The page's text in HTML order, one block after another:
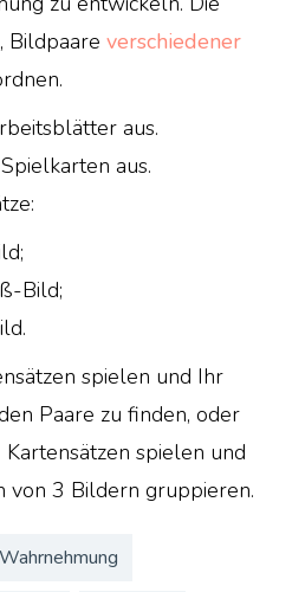
Bildpaareverschiedener
aus.
aus.
Bild;
spielen und Ihr
Paare zu finden, oder
spielen und
von 3 Bildern gruppieren.